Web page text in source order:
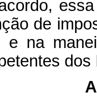
de
e na